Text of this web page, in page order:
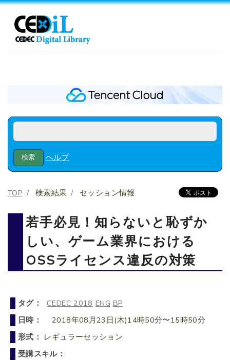
ヘルプ
TOP 検索結果 セッション情報
若手必見！知らないと恥ずか
しい、ゲーム業界における
OSSライセンス違反の対策
タグ： CEDEC 2018 ENG BP
日時：
2018年08月23日(木)14時50分〜15時50分
形式： レギュラーセッション
受講スキル：